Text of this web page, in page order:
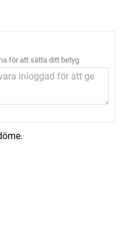
för att sätta ditt betyg